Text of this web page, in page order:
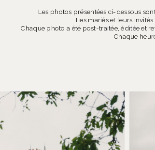
Les photos présentées ci-dessous
Les mariés et leurs
Chaque photo a été post-traitée, éditée et
Chaque